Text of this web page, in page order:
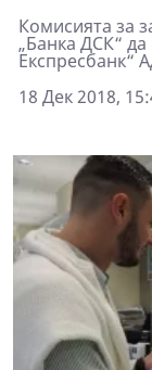
Комисията за
„Банка ДСК“
Експресбанк“
18 Дек 2018,